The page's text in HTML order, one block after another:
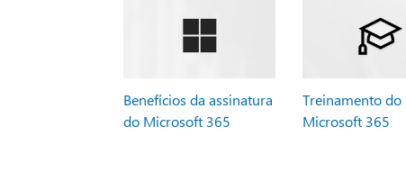
Benefícios da assinatura
do Microsoft 365
Treinamento do
Microsoft 365